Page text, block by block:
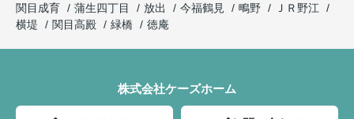
関目成育
蒲生四丁目 放出 今福鶴見 鴫野
ＪＲ野江
横堤
関目高殿 緑橋 徳庵
株式会社ケーズホーム